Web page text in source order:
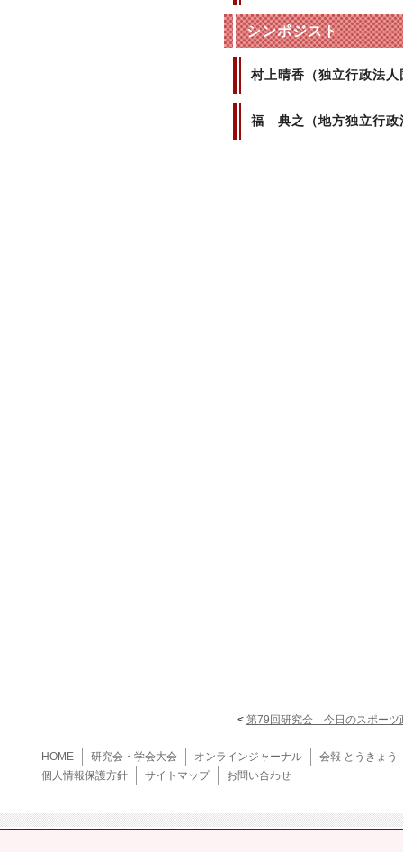
シンポジスト
村上晴香（独立行政法
福 典之（地方独立行政
< 第79回研究会 今日のスポーツ
HOME 研究会・学会大会 オンラインジャーナル
会報 とうきょう
個人情報保護方針
サイトマップ お問い合わせ